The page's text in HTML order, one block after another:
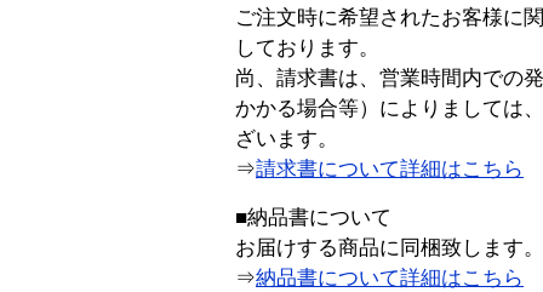
ご注文時に希望されたお客様に
しております。
尚、請求書は、営業時間内での
かかる場合等）によりましては
ざいます。
⇒請求書について詳細はこちら
■納品書について
お届けする商品に同梱致します。
⇒納品書について詳細はこちら